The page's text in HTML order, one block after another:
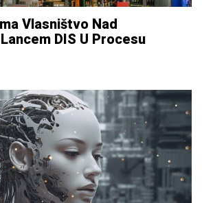
Vlasništvo Nad
DIS U Procesu